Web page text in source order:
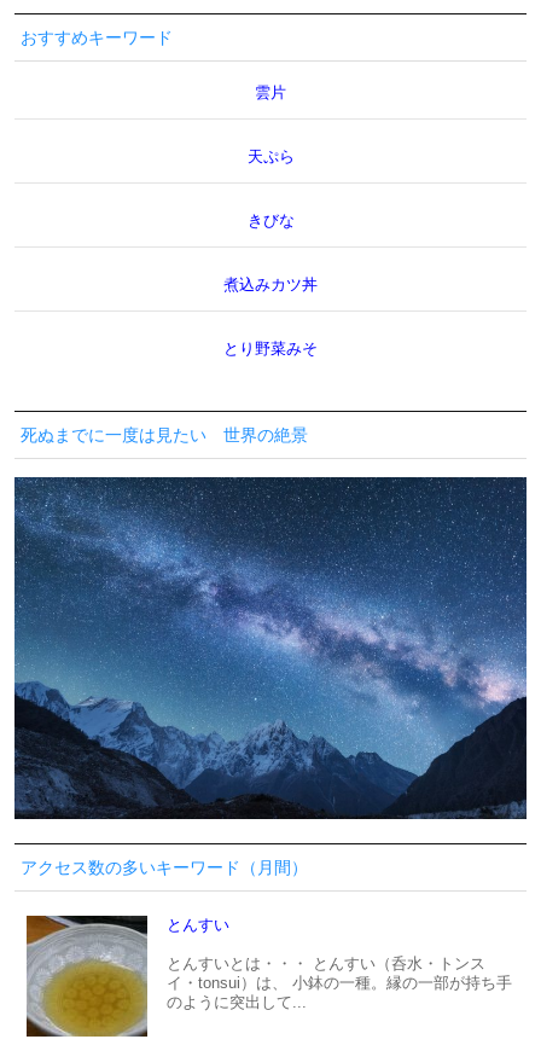
おすすめキーワード
雲片
天ぷら
きびな
煮込みカツ丼
とり野菜みそ
死ぬまでに一度は見たい 世界の絶景
アクセス数の多いキーワード（月間）
とんすい
とんすいとは・・・ とんすい（呑水・トンス
イ・tonsui）は、 小鉢の一種。縁の一部が持ち手
のように突出して...